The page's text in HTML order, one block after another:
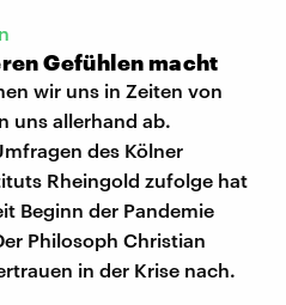
Gefühlen macht
wir uns in Zeiten von
uns allerhand ab.
des Kölner
Rheingold zufolge hat
Beginn der Pandemie
Philosoph Christian
in der Krise nach.